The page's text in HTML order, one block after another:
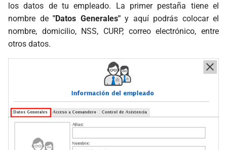
Devoluciones a Proveedor
Vacaciones
Reportes
Multiservicios
los datos de tu empleado. La primer pestaña tiene el
nombre de "Datos Generales"y aquí podrás colocar el
nombre, domicilio, NSS, CURP, correo electrónico, entre
otros datos.